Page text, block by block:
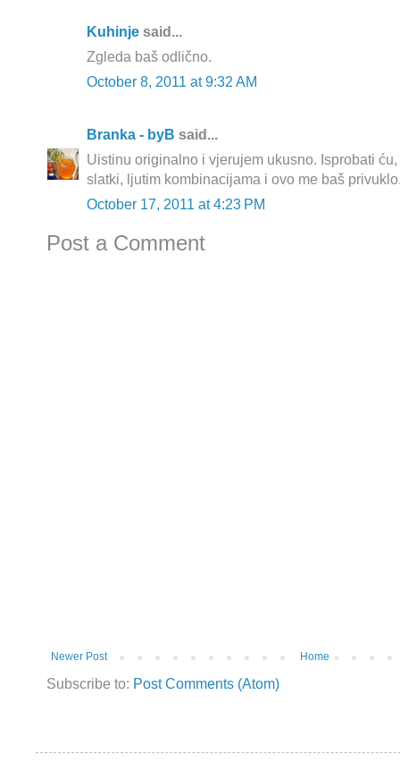
Kuhinje said...
Zgleda baš odlično.
October 8, 2011 at 9:32 AM
Branka - byB said...
Uistinu originalno i vjerujem ukusno. Isprobati
slatki, ljutim kombinacijama i ovo me baš
October 17, 2011 at 4:23 PM
Post a Comment
Newer Post Home
Subscribe to: Post Comments (Atom)